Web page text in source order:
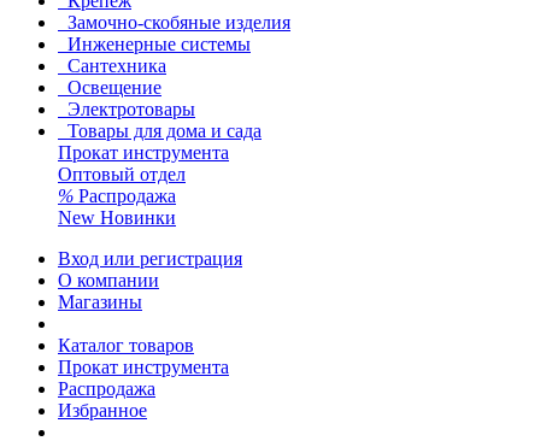
Замочно-скобяные изделия
Инженерные системы
Сантехника
Освещение
Электротовары
Товары для дома и сада
Прокат инструмента
Оптовый отдел
% Распродажа
New Новинки
Вход или регистрация
О компании
Магазины
Каталог товаров
Прокат инструмента
Распродажа
Избранное